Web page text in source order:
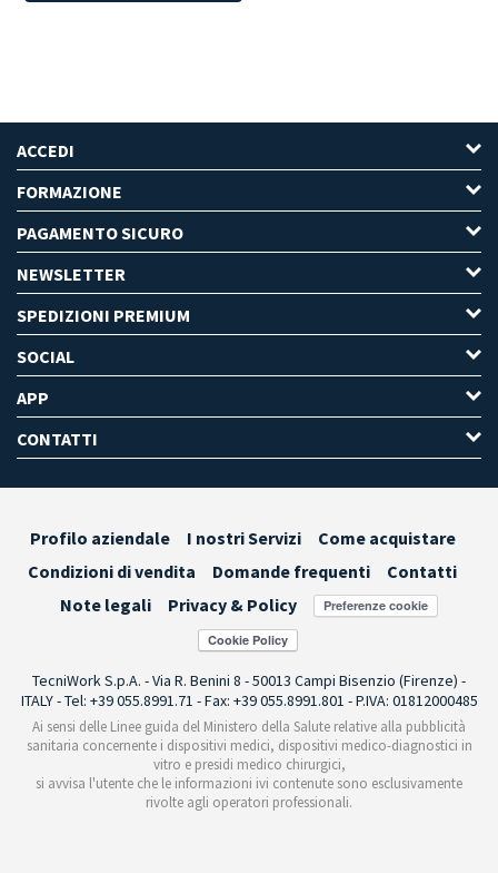
ACCEDI
FORMAZIONE
PAGAMENTO SICURO
NEWSLETTER
SPEDIZIONI PREMIUM
SOCIAL
APP
CONTATTI
Profilo aziendale I nostri Servizi
Come acquistare
Condizioni di vendita
Domande frequenti
Contatti
Note legali
Privacy & Policy Preferenze cookie
TecniWork S.p.A. - Via R. Benini 8 - 50013 Campi Bisenzio (Firenze) -
ITALY - Tel: +39 055.8991.71 - Fax: +39 055.8991.801 - P.IVA: 01812000485
Ai sensi delle Linee guida del Ministero della Salute relative alla pubblicità
sanitaria concernente i dispositivi medici, dispositivi medico-diagnostici in
vitro e presidi medico chirurgici,
si avvisa l'utente che le informazioni ivi contenute sono esclusivamente
rivolte agli operatori professionali.